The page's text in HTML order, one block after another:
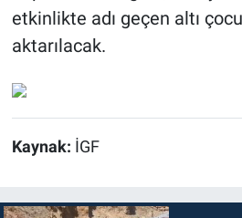
etkinlikte adı geçen altı
aktarılacak.
Kaynak: İGF